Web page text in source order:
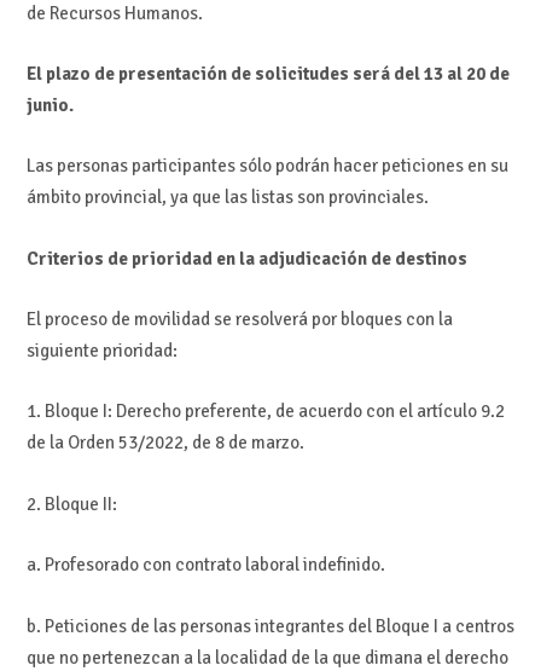
de Recursos Humanos.
El plazo de presentación de solicitudes será del 13 al 20 de
junio.
Las personas participantes sólo podrán hacer peticiones en su
ámbito provincial, ya que las listas son provinciales.
Criterios de prioridad en la adjudicación de destinos
El proceso de movilidad se resolverá por bloques con la
siguiente prioridad:
1. Bloque I: Derecho preferente, de acuerdo con el artículo 9.2
de la Orden 53/2022, de 8 de marzo.
2. Bloque II:
a. Profesorado con contrato laboral indefinido.
b. Peticiones de las personas integrantes del Bloque I a centros
que no pertenezcan a la localidad de la que dimana el derecho